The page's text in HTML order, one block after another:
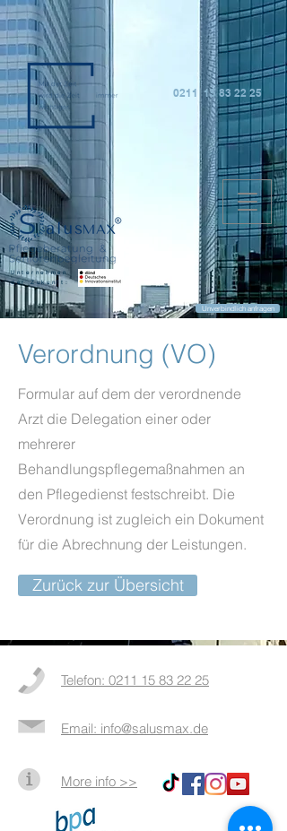
0211 15 83 22 25
Unternehmen
der Zukunft:
Unverbindlich anfragen
Verordnung (VO)
Formular auf dem der verordnende
Arzt die Delegation einer oder
mehrerer
Behandlungspflegemaßnahmen an
den Pflegedienst festschreibt. Die
Verordnung ist zugleich ein Dokument
für die Abrechnung der Leistungen.
Zurück zur Übersicht
Telefon: 0211 15 83 22 25
Email: info@salusmax.de
More info >>